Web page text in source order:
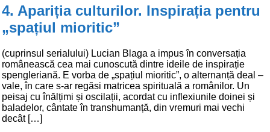
4. Apariția culturilor. Inspirația pentru
„spațiul mioritic”
(cuprinsul serialului) Lucian Blaga a impus în conversația
românească cea mai cunoscută dintre ideile de inspirație
spengleriană. E vorba de „spațiul mioritic”, o alternanță deal –
vale, în care s-ar regăsi matricea spirituală a românilor. Un
peisaj cu înălțimi și oscilații, acordat cu inflexiunile doinei și
baladelor, cântate în transhumanță, din vremuri mai vechi
decât […]